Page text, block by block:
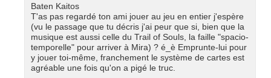
Baten Kaitos
T'as pas regardé ton ami jouer au jeu en entier j'espère
(vu le passage que tu décris j'ai peur que si, bien que la
musique est aussi celle du Trail of Souls, la faille "spacio-
temporelle" pour arriver à Mira) ? é_è Emprunte-lui pour
y jouer toi-même, franchement le système de cartes est
agréable une fois qu'on a pigé le truc.